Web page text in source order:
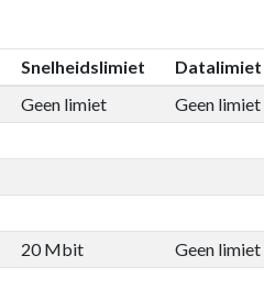
Snelheidslimiet Datalimiet
Geen limiet Geen limiet
20 Mbit Geen limiet